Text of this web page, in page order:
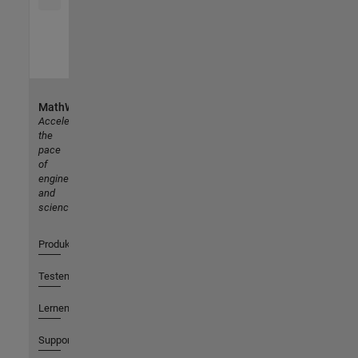
MathWorks
Accelerating
the
pace
of
engineering
and
science
Produkte
Testen oder Kaufen
Lernen
Support